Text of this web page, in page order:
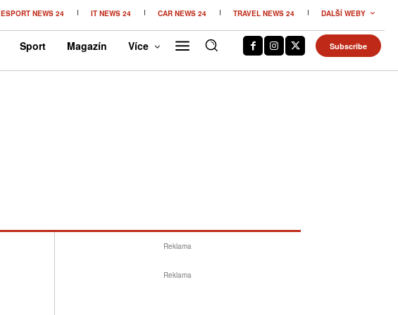
ESPORT NEWS 24 IT NEWS 24 CAR NEWS 24 TRAVEL NEWS 24 DALŠÍ WEBY
Sport Magazín Více Subscribe
Reklama
Reklama